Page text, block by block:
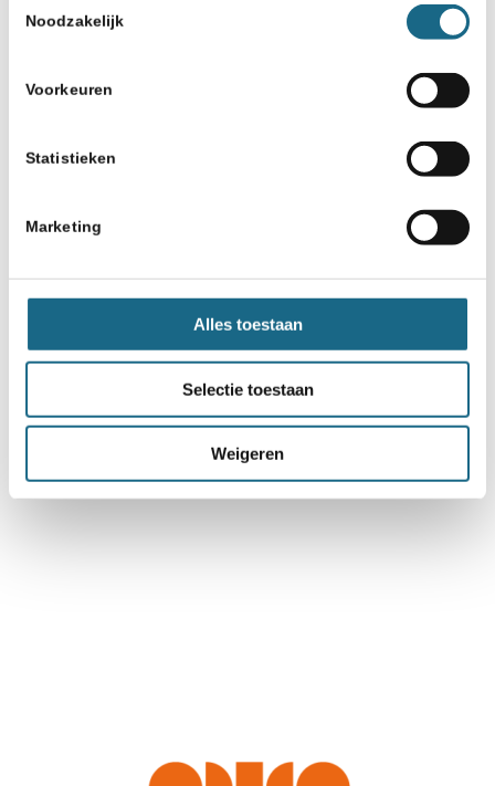
Noodzakelijk
Voorkeuren
Statistieken
Marketing
Alles toestaan
Selectie toestaan
Weigeren